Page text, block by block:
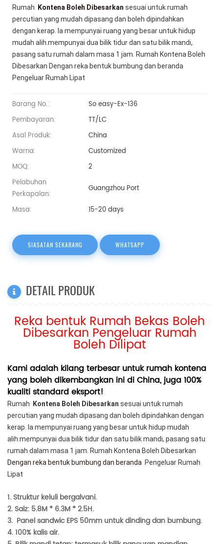
Rumah Kontena Boleh Dibesarkan sesuai untuk rumah
percutian yang mudah dipasang dan boleh dipindahkan
dengan kerap. Ia mempunyai ruang yang besar untuk hidup
mudah alih.mempunyai dua bilik tidur dan satu bilik mandi,
pasang satu rumah dalam masa 1 jam. Rumah Kontena Boleh
Dibesarkan Dengan reka bentuk bumbung dan beranda
Pengeluar Rumah Lipat
Barang No.:
So easy-Ex-136
Pembayaran:
TT/LC
Asal Produk:
China
Warna:
Customized
MOQ:
2
Pelabuhan
Perkapalan:
Guangzhou Port
Masa: 15-20 days
SIASATAN SEKARANG WHATSAPP
DETAIL PRODUK
Reka bentuk Rumah Bekas Boleh
Dibesarkan Pengeluar Rumah
Boleh Dilipat
Kami adalah kilang terbesar untuk rumah kontena
yang boleh dikembangkan ini di China, juga 100%
kualiti standard eksport!
Rumah Kontena Boleh Dibesarkan sesuai untuk rumah
percutian yang mudah dipasang dan boleh dipindahkan dengan
kerap. Ia mempunyai ruang yang besar untuk hidup mudah
alih.mempunyai dua bilik tidur dan satu bilik mandi, pasang satu
rumah dalam masa 1 jam. Rumah Kontena Boleh Dibesarkan
Dengan reka bentuk bumbung dan beranda Pengeluar Rumah
Lipat
1. Struktur keluli bergalvani.
2. Saiz: 5.8M * 6.3M * 2.5H.
3. Panel sandwic EPS 50mm untuk dinding dan bumbung.
4. 100% kalis air.